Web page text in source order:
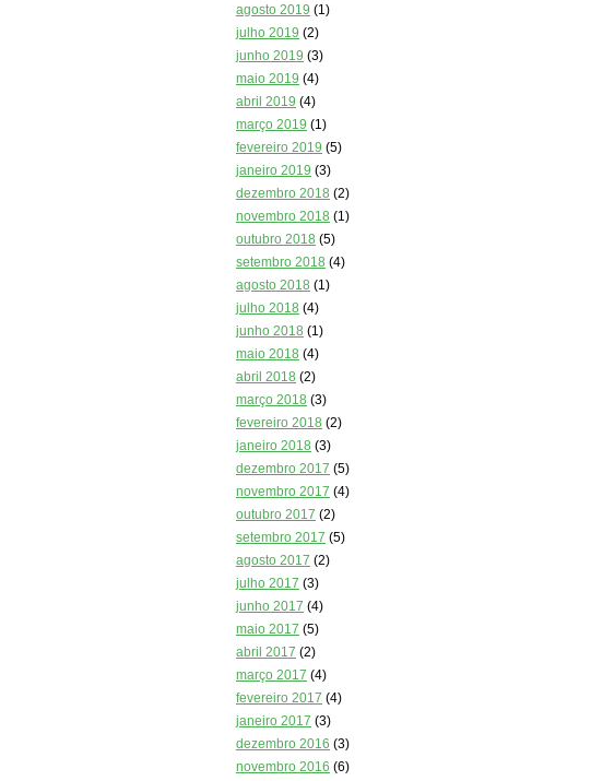
agosto 2019 (1)
julho 2019 (2)
junho 2019 (3)
maio 2019 (4)
abril 2019 (4)
março 2019 (1)
fevereiro 2019 (5)
janeiro 2019 (3)
dezembro 2018 (2)
novembro 2018 (1)
outubro 2018 (5)
setembro 2018 (4)
agosto 2018 (1)
julho 2018 (4)
junho 2018 (1)
maio 2018 (4)
abril 2018 (2)
março 2018 (3)
fevereiro 2018 (2)
janeiro 2018 (3)
dezembro 2017 (5)
novembro 2017 (4)
outubro 2017 (2)
setembro 2017 (5)
agosto 2017 (2)
julho 2017 (3)
junho 2017 (4)
maio 2017 (5)
abril 2017 (2)
março 2017 (4)
fevereiro 2017 (4)
janeiro 2017 (3)
dezembro 2016 (3)
novembro 2016 (6)